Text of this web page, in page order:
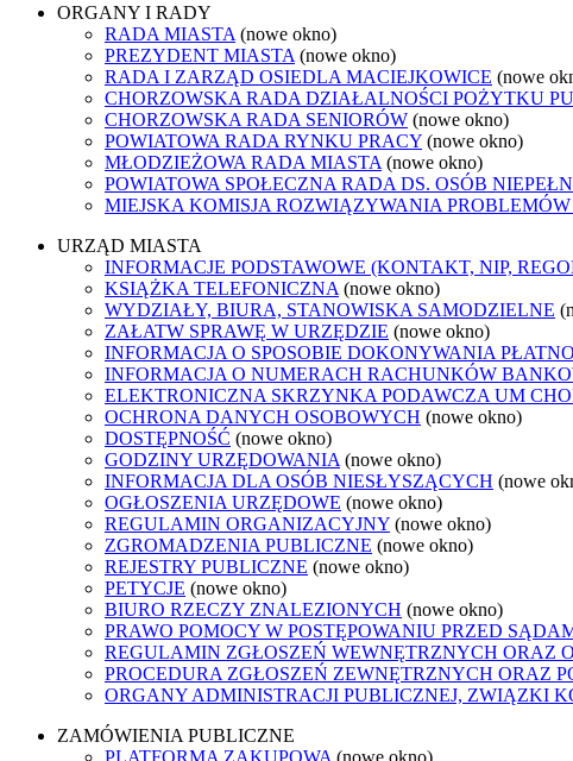
ORGANY I RADY
RADA MIASTA (nowe okno)
PREZYDENT MIASTA (nowe okno)
RADA I ZARZĄD OSIEDLA MACIEJKOWICE (nowe
CHORZOWSKA RADA DZIAŁALNOŚCI POŻYTKU
CHORZOWSKA RADA SENIORÓW (nowe okno)
POWIATOWA RADA RYNKU PRACY (nowe okno)
MŁODZIEŻOWA RADA MIASTA (nowe okno)
POWIATOWA SPOŁECZNA RADA DS. OSÓB
MIEJSKA KOMISJA ROZWIĄZYWANIA
URZĄD MIASTA
INFORMACJE PODSTAWOWE (KONTAKT, NIP,
KSIĄŻKA TELEFONICZNA (nowe okno)
WYDZIAŁY, BIURA, STANOWISKA SAMODZIELNE
ZAŁATW SPRAWĘ W URZĘDZIE (nowe okno)
INFORMACJA O SPOSOBIE DOKONYWANIA
INFORMACJA O NUMERACH RACHUNKÓW
ELEKTRONICZNA SKRZYNKA PODAWCZA UM
OCHRONA DANYCH OSOBOWYCH (nowe okno)
DOSTĘPNOŚĆ (nowe okno)
GODZINY URZĘDOWANIA (nowe okno)
INFORMACJA DLA OSÓB NIESŁYSZĄCYCH (nowe
OGŁOSZENIA URZĘDOWE (nowe okno)
REGULAMIN ORGANIZACYJNY (nowe okno)
ZGROMADZENIA PUBLICZNE (nowe okno)
REJESTRY PUBLICZNE (nowe okno)
PETYCJE (nowe okno)
BIURO RZECZY ZNALEZIONYCH (nowe okno)
PRAWO POMOCY W POSTĘPOWANIU PRZED
REGULAMIN ZGŁOSZEŃ WEWNĘTRZNYCH ORAZ
PROCEDURA ZGŁOSZEŃ ZEWNĘTRZNYCH ORAZ
ORGANY ADMINISTRACJI PUBLICZNEJ, ZWIĄZKI
ZAMÓWIENIA PUBLICZNE
PLATFORMA ZAKUPOWA (nowe okno)